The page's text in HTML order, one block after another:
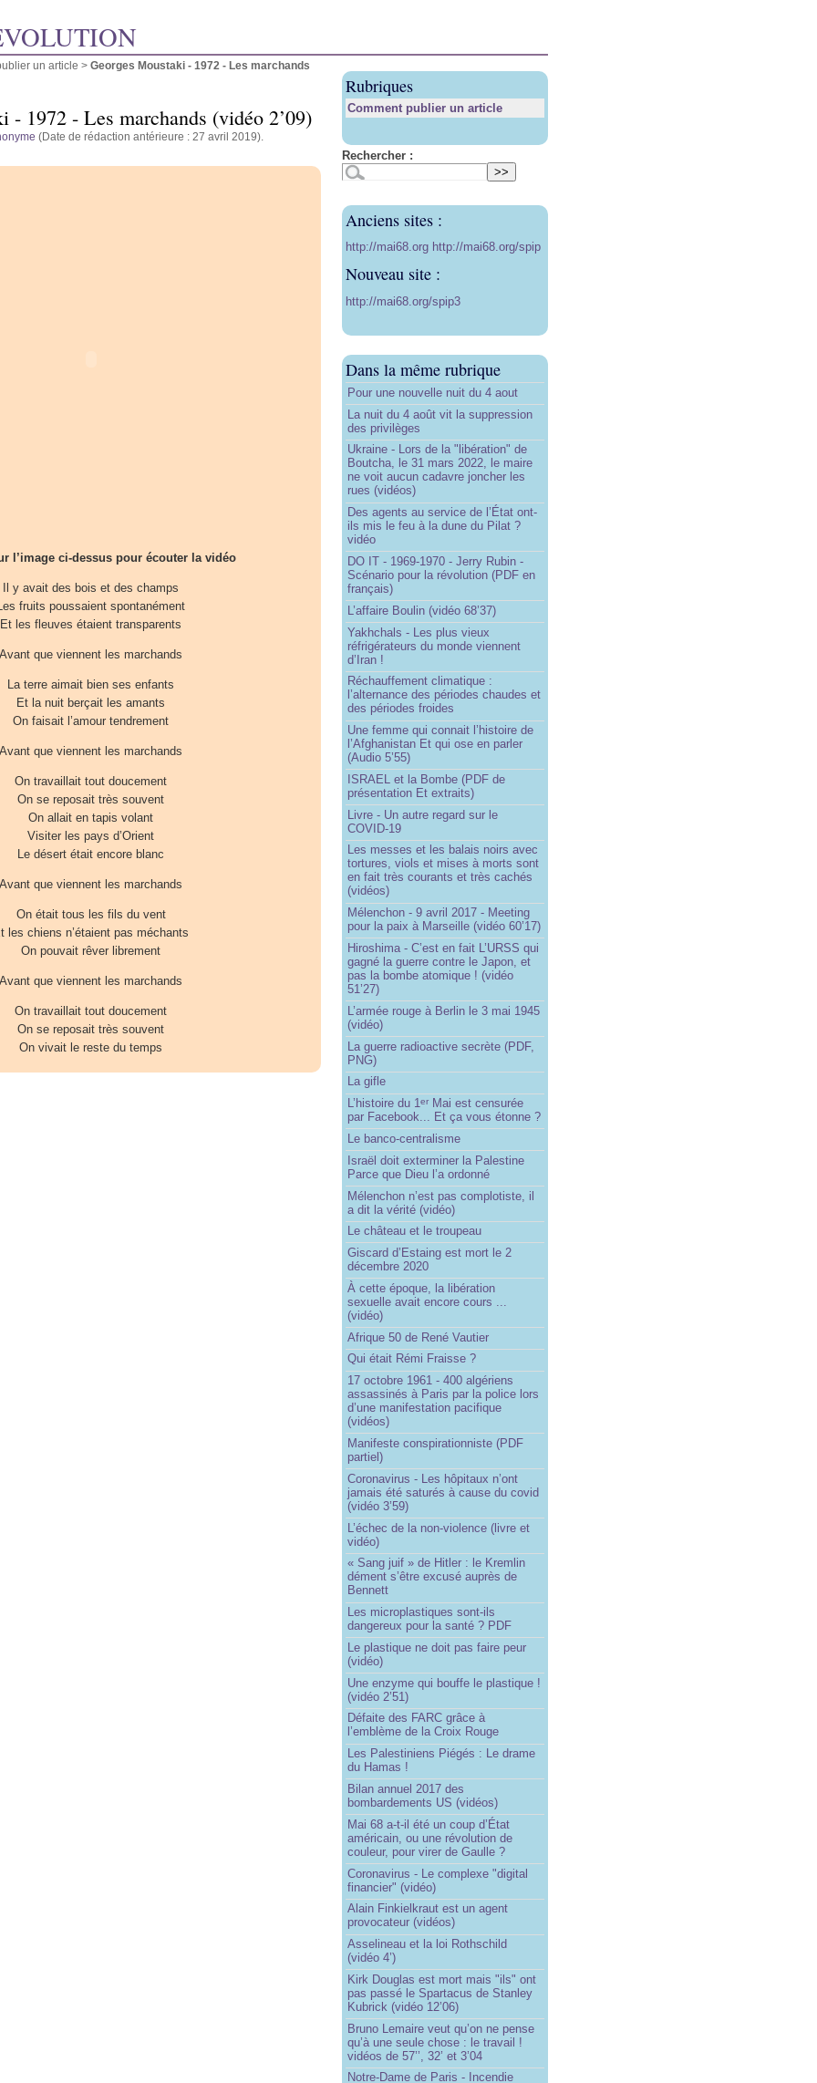
un article > Georges Moustaki - 1972 - Les marchands
- 1972 - Les marchands (vidéo 2’09)
(Date de rédaction antérieure : 27 avril 2019).
l’image ci-dessus pour écouter la vidéo
Il y avait des bois et des champs
fruits poussaient spontanément
Et les fleuves étaient transparents
Avant que viennent les marchands
La terre aimait bien ses enfants
Et la nuit berçait les amants
On faisait l’amour tendrement
Avant que viennent les marchands
On travaillait tout doucement
On se reposait très souvent
On allait en tapis volant
Visiter les pays d’Orient
Le désert était encore blanc
Avant que viennent les marchands
On était tous les fils du vent
les chiens n’étaient pas méchants
On pouvait rêver librement
Avant que viennent les marchands
On travaillait tout doucement
On se reposait très souvent
On vivait le reste du temps
Rubriques
Comment publier un article
Rechercher :
Anciens sites :
http://mai68.org http://mai68.org/spip
Nouveau site :
http://mai68.org/spip3
Dans la même rubrique
Pour une nouvelle nuit du 4 aout
La nuit du 4 août vit la suppression
des privilèges
Ukraine - Lors de la "libération" de
Boutcha, le 31 mars 2022, le maire
ne voit aucun cadavre joncher les
rues (vidéos)
Des agents au service de l’État ont-
ils mis le feu à la dune du Pilat ?
vidéo
DO IT - 1969-1970 - Jerry Rubin -
Scénario pour la révolution (PDF en
français)
L’affaire Boulin (vidéo 68’37)
Yakhchals - Les plus vieux
réfrigérateurs du monde viennent
d’Iran !
Réchauffement climatique :
l’alternance des périodes chaudes et
des périodes froides
Une femme qui connait l’histoire de
l’Afghanistan Et qui ose en parler
(Audio 5’55)
ISRAEL et la Bombe (PDF de
présentation Et extraits)
Livre - Un autre regard sur le
COVID-19
Les messes et les balais noirs avec
tortures, viols et mises à morts sont
en fait très courants et très cachés
(vidéos)
Mélenchon - 9 avril 2017 - Meeting
pour la paix à Marseille (vidéo 60’17)
Hiroshima - C’est en fait L’URSS qui
gagné la guerre contre le Japon, et
pas la bombe atomique ! (vidéo
51’27)
L’armée rouge à Berlin le 3 mai 1945
(vidéo)
La guerre radioactive secrète (PDF,
PNG)
La gifle
L’histoire du 1er Mai est censurée
par Facebook... Et ça vous étonne ?
Le banco-centralisme
Israël doit exterminer la Palestine
Parce que Dieu l’a ordonné
Mélenchon n’est pas complotiste, il
a dit la vérité (vidéo)
Le château et le troupeau
Giscard d’Estaing est mort le 2
décembre 2020
À cette époque, la libération
sexuelle avait encore cours ...
(vidéo)
Afrique 50 de René Vautier
Qui était Rémi Fraisse ?
17 octobre 1961 - 400 algériens
assassinés à Paris par la police lors
d’une manifestation pacifique
(vidéos)
Manifeste conspirationniste (PDF
partiel)
Coronavirus - Les hôpitaux n’ont
jamais été saturés à cause du covid
(vidéo 3’59)
L’échec de la non-violence (livre et
vidéo)
« Sang juif » de Hitler : le Kremlin
dément s’être excusé auprès de
Bennett
Les microplastiques sont-ils
dangereux pour la santé ? PDF
Le plastique ne doit pas faire peur
(vidéo)
Une enzyme qui bouffe le plastique !
(vidéo 2’51)
Défaite des FARC grâce à
l’emblème de la Croix Rouge
Les Palestiniens Piégés : Le drame
du Hamas !
Bilan annuel 2017 des
bombardements US (vidéos)
Mai 68 a-t-il été un coup d’État
américain, ou une révolution de
couleur, pour virer de Gaulle ?
Coronavirus - Le complexe "digital
financier" (vidéo)
Alain Finkielkraut est un agent
provocateur (vidéos)
Asselineau et la loi Rothschild
(vidéo 4’)
Kirk Douglas est mort mais "ils" ont
pas passé le Spartacus de Stanley
Kubrick (vidéo 12’06)
Bruno Lemaire veut qu’on ne pense
qu’à une seule chose : le travail !
vidéos de 57’’, 32’ et 3’04
Notre-Dame de Paris - Incendie